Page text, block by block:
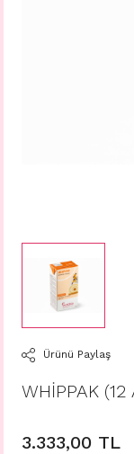
Ürünü Paylaş
WHİPPAK (12
3.333,00 TL